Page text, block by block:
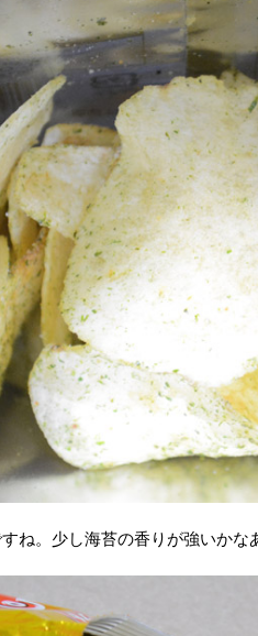
ね。少し海苔の香りが強いかな